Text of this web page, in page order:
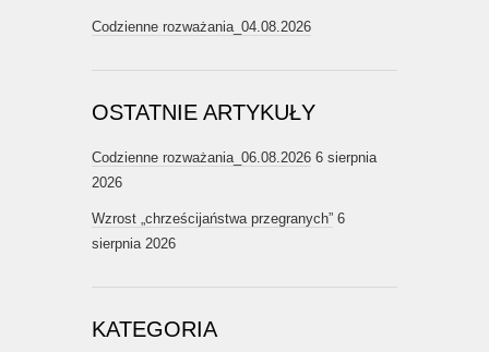
Codzienne rozważania_04.08.2026
OSTATNIE ARTYKUŁY
Codzienne rozważania_06.08.2026 6 sierpnia
2026
Wzrost „chrześcijaństwa przegranych” 6
sierpnia 2026
KATEGORIA